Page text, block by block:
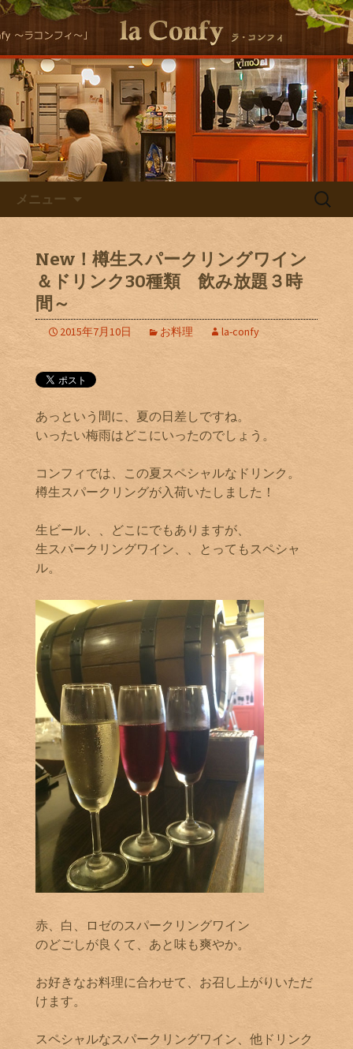
自然派イタリアン la Confyの
Staff Blog
大阪福島にある美味しくヘルシーな自
然派イタリアンla Conｆｙ （ラ・コン
フィ）の最新情報をお届けします！
メニュー
検
New！樽生スパークリングワイン
＆ドリンク30種類 飲み放題３時
間～
2015年7月10日 お料理 la-confy
あっという間に、夏の日差しですね。
いったい梅雨はどこにいったのでしょう。
コンフィでは、この夏スペシャルなドリンク。
樽生スパークリングが入荷いたしました！
生ビール、、どこにでもありますが、
生スパークリングワイン、、とってもスペシャ
ル。
赤、白、ロゼのスパークリングワイン
のどごしが良くて、あと味も爽やか。
お好きなお料理に合わせて、お召し上がりいただ
けます。
スペシャルなスパークリングワイン、他ドリンク